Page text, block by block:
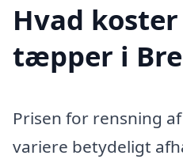
Hvad
tæpper i
Prisen for rensning
variere betydeligt